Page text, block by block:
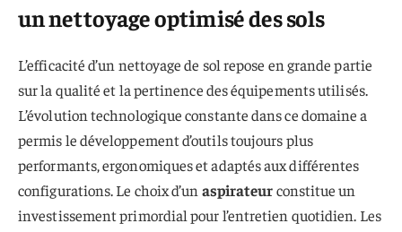
un nettoyage optimisé des sols
L’efficacité d’un nettoyage de sol repose en grande partie
sur la qualité et la pertinence des équipements utilisés.
L’évolution technologique constante dans ce domaine a
permis le développement d’outils toujours plus
performants, ergonomiques et adaptés aux différentes
configurations. Le choix d’un aspirateurconstitue un
investissement primordial pour l’entretien quotidien. Les